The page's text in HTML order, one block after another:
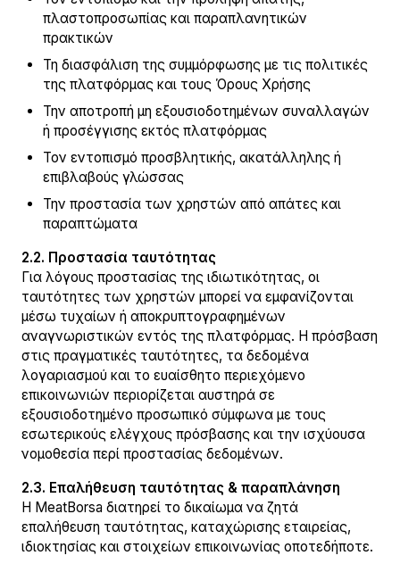
πλαστοπροσωπίας και παραπλανητικών
πρακτικών
Τη διασφάλιση της συμμόρφωσης με τις πολιτικές
της πλατφόρμας και τους Όρους Χρήσης
Την αποτροπή μη εξουσιοδοτημένων συναλλαγών
ή προσέγγισης εκτός πλατφόρμας
Τον εντοπισμό προσβλητικής, ακατάλληλης ή
επιβλαβούς γλώσσας
Την προστασία των χρηστών από απάτες και
παραπτώματα
2.2. Προστασία ταυτότητας
Για λόγους προστασίας της ιδιωτικότητας, οι
ταυτότητες των χρηστών μπορεί να εμφανίζονται
μέσω τυχαίων ή αποκρυπτογραφημένων
αναγνωριστικών εντός της πλατφόρμας. Η πρόσβαση
στις πραγματικές ταυτότητες, τα δεδομένα
λογαριασμού και το ευαίσθητο περιεχόμενο
επικοινωνιών περιορίζεται αυστηρά σε
εξουσιοδοτημένο προσωπικό σύμφωνα με τους
εσωτερικούς ελέγχους πρόσβασης και την ισχύουσα
νομοθεσία περί προστασίας δεδομένων.
2.3. Επαλήθευση ταυτότητας & παραπλάνηση
Η MeatBorsa διατηρεί το δικαίωμα να ζητά
επαλήθευση ταυτότητας, καταχώρισης εταιρείας,
ιδιοκτησίας και στοιχείων επικοινωνίας οποτεδήποτε.